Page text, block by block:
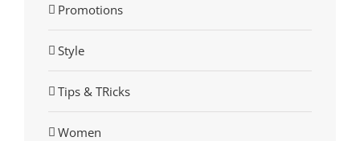
Promotions
Style
Tips & TRicks
Women